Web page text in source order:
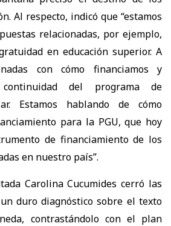
Al respecto, indicó que “estamos
relacionadas, por ejemplo,
en educación superior. A
con cómo financiamos y
del programa de
Estamos hablando de cómo
para la PGU, que hoy
de financiamiento de los
en nuestro país”.
Carolina Cucumides cerró las
duro diagnóstico sobre el texto
contrastándolo con el plan